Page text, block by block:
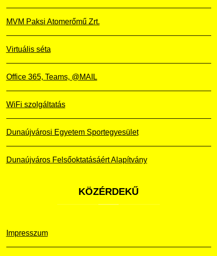
MVM Paksi Atomerőmű Zrt.
Virtuális séta
Office 365, Teams, @MAIL
WiFi szolgáltatás
Dunaújvárosi Egyetem Sportegyesület
Dunaújváros Felsőoktatásáért Alapítvány
KÖZÉRDEKŰ
Impresszum